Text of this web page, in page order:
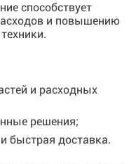
способствует
и повышению
и расходных
решения;
быстрая доставка.